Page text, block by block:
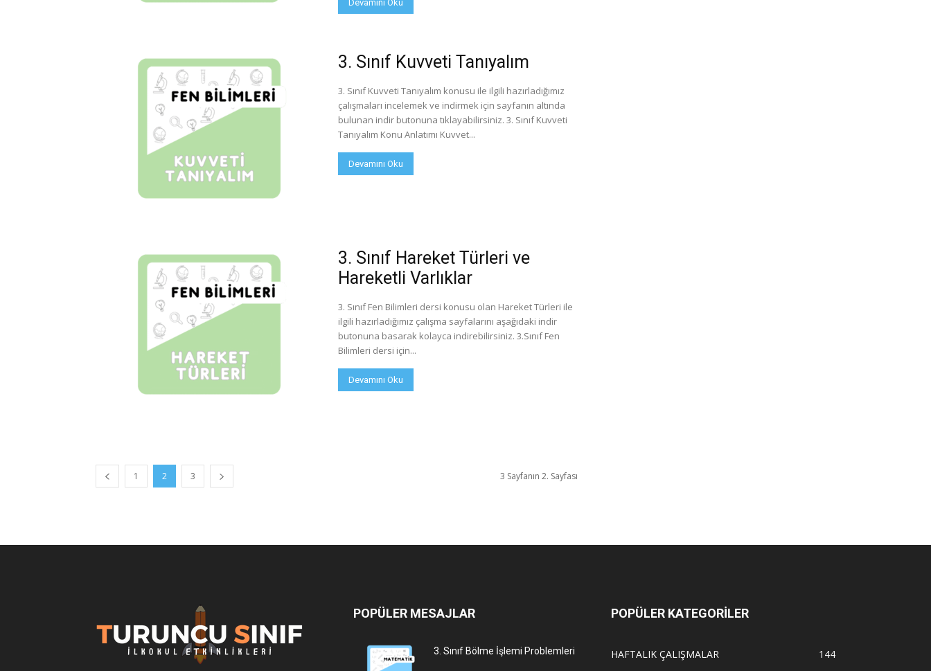
Devamını Oku
3. Sınıf Kuvveti Tanıyalım
3. Sınıf Kuvveti Tanıyalım konusu ile ilgili hazırladığımız
çalışmaları incelemek ve indirmek için sayfanın altında
bulunan indir butonuna tıklayabilirsiniz. 3. Sınıf Kuvveti
Tanıyalım Konu Anlatımı Kuvvet...
Devamını Oku
3. Sınıf Hareket Türleri ve
Hareketli Varlıklar
3. Sınıf Fen Bilimleri dersi konusu olan Hareket Türleri ile
ilgili hazırladığımız çalışma sayfalarını aşağıdaki indir
butonuna basarak kolayca indirebilirsiniz. 3.Sınıf Fen
Bilimleri dersi için...
Devamını Oku
1 2 3 3 Sayfanın 2. Sayfası
POPÜLER MESAJLAR
3. Sınıf Bölme İşlemi Problemleri
POPÜLER KATEGORİLER
HAFTALIK ÇALIŞMALAR
144